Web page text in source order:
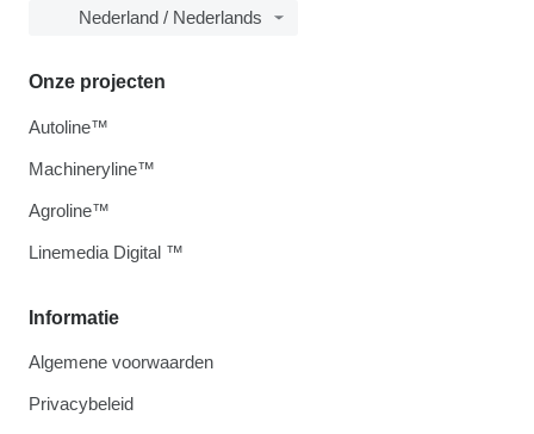
Nederland / Nederlands
Informatie
Algemene voorwaarden
Privacybeleid
Onze projecten
Autoline™
Machineryline™
Agroline™
Linemedia Digital ™